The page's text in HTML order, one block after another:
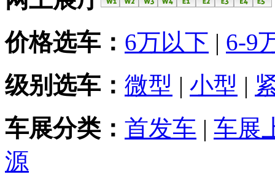
价格选车： 6万以下 | 6-9
级别选车： 微型 | 小型 |
车展分类： 首发车 | 车展
源